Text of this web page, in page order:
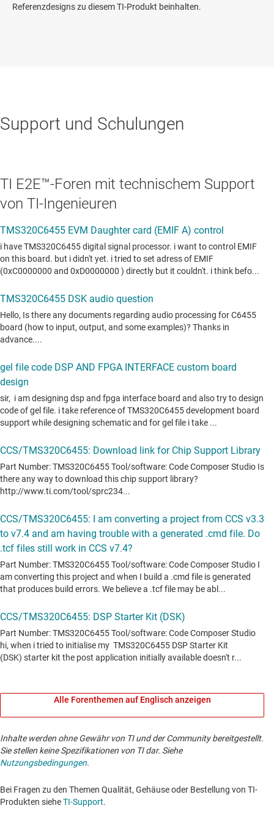
Referenzdesigns zu diesem TI-Produkt beinhalten.
Support und Schulungen
TI E2E™-Foren mit technischem Support
von TI-Ingenieuren
Alle Forenthemen auf Englisch anzeigen
Inhalte werden ohne Gewähr von TI und der Community bereitgestellt.
Sie stellen keine Spezifikationen von TI dar. Siehe
Nutzungsbedingungen.
Bei Fragen zu den Themen Qualität, Gehäuse oder Bestellung von TI-
Produkten sieheTI-Support. ​​​​​​​​​​​​​​